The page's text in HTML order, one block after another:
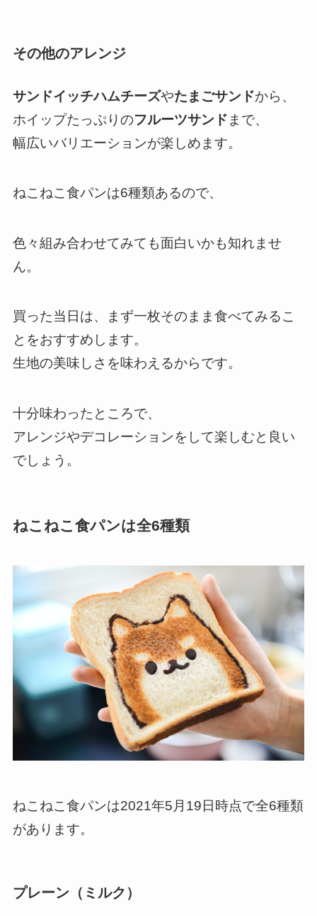
その他のアレンジ
サンドイッチハムチーズやたまごサンドから、
ホイップたっぷりのフルーツサンド まで、
幅広いバリエーションが楽しめます。
ねこねこ食パンは6種類あるので、
色々組み合わせてみても面白いかも知れませ
ん。
買った当日は、まず一枚そのまま食べてみるこ
とをおすすめします。
生地の美味しさを味わえるからです。
十分味わったところで、
アレンジやデコレーションをして楽しむと良い
でしょう。
ねこねこ食パンは全6種類
ねこねこ食パンは2021年5月19日時点で全6種類
があります。
プレーン（ミルク）